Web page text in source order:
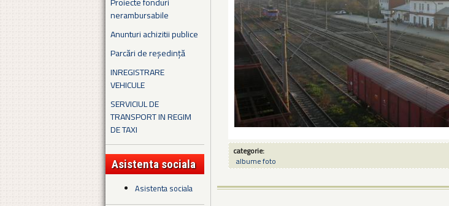
nerambursabile
Anunturi achizitii publice
Parcări de reședință
INREGISTRARE
VEHICULE
SERVICIUL DE
TRANSPORT IN REGIM
DE TAXI
Asistenta sociala
Asistenta sociala
categorie:
albume foto